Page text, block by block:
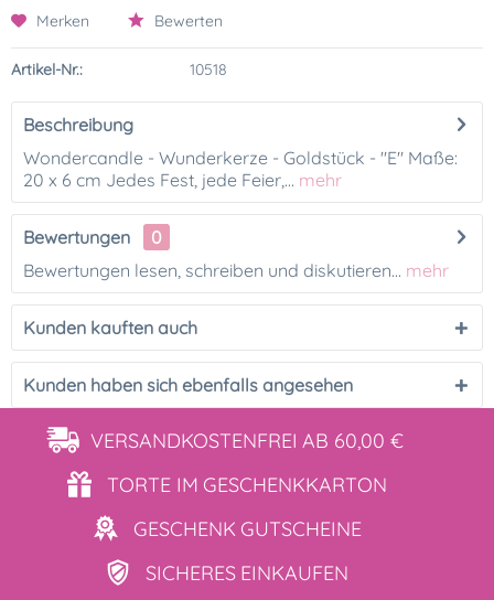
Merken Bewerten
Artikel-Nr.: 10518
Beschreibung
Wondercandle - Wunderkerze - Goldstück - "E" Maße:
20 x 6 cm Jedes Fest, jede Feier,... mehr
Bewertungen
0
Bewertungen lesen, schreiben und diskutieren... mehr
Kunden kauften auch
Kunden haben sich ebenfalls angesehen
VERSANDKOSTENFREI AB 60,00 €
TORTE IM GESCHENKKARTON
GESCHENK GUTSCHEINE
SICHERES EINKAUFEN